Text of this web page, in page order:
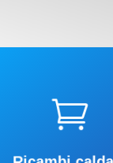

nostro sistema
collegato direttamente al